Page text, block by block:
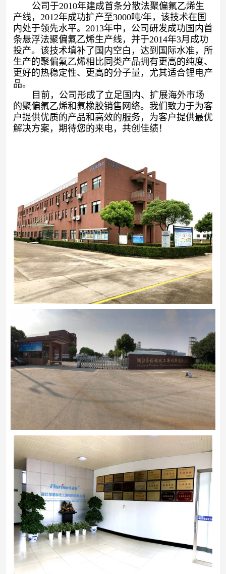
公司于2010年建成首条分散法聚偏氟乙烯生
产线，2012年成功扩产至3000吨/年，该技术在国
内处于领先水平。2013年中，公司研发成功国内首
条悬浮法聚偏氟乙烯生产线，并于2014年3月成功
投产。该技术填补了国内空白，达到国际水准，所
生产的聚偏氟乙烯相比同类产品拥有更高的纯度、
更好的热稳定性、更高的分子量，尤其适合锂电产
品。
目前，公司形成了立足国内、扩展海外市场
的聚偏氟乙烯和氟橡胶销售网络。我们致力于为客
户提供优质的产品和高效的服务，为客户提供最优
解决方案，期待您的来电，共创佳绩！